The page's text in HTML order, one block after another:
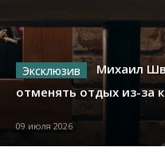
Михаил
отменять отдых из-за
09 июля 2026